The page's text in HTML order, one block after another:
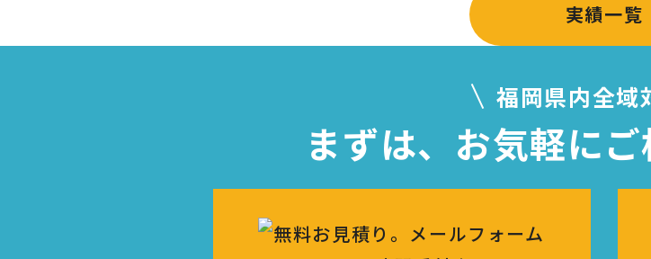
実績一覧
福岡県内全域
まずは、お気軽に